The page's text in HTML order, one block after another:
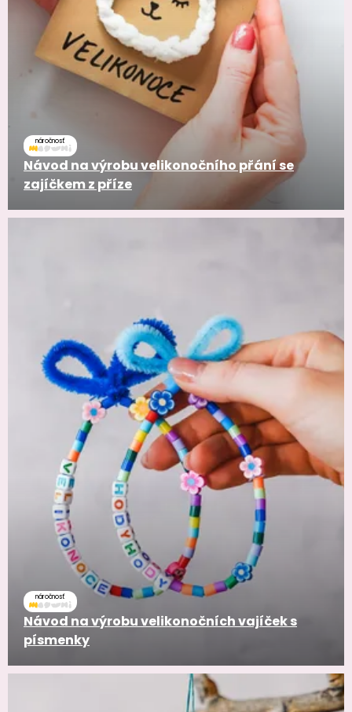
náročnosť
Návod na výrobu velikonočního přání se
zajíčkem z příze
náročnosť
Návod na výrobu velikonočních vajíček s
písmenky